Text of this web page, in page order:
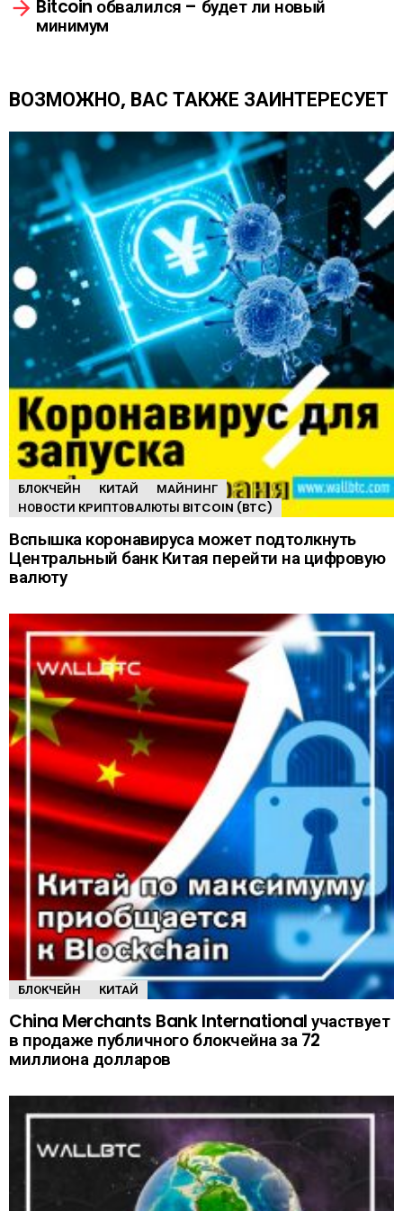
е
щ
Bitcoin обвалился – будет ли новый
минимум
ВОЗМОЖНО, ВАС ТАКЖЕ ЗАИНТЕРЕСУЕТ
БЛОКЧЕЙН КИТАЙ
МАЙНИНГ
НОВОСТИ КРИПТОВАЛЮТЫ BITCOIN (BTC)
Вспышка коронавируса может подтолкнуть
Центральный банк Китая перейти на цифровую
валюту
БЛОКЧЕЙН КИТАЙ
China Merchants Bank International участвует
в продаже публичного блокчейна за 72
миллиона долларов